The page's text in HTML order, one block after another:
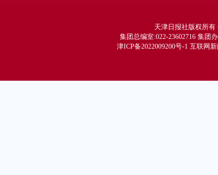
天津日报社版权所有
集团总编室:022-23602716 集团
津ICP备2022009200号-1 互联网